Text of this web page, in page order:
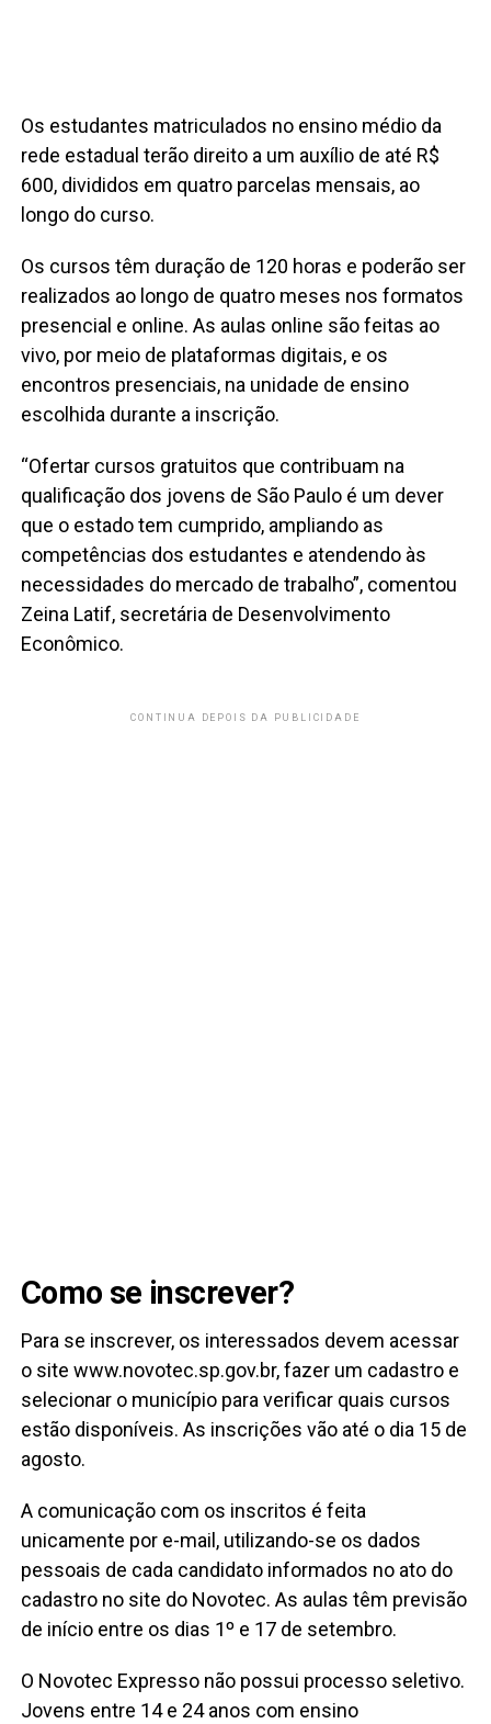
Os estudantes matriculados no ensino médio da
rede estadual terão direito a um auxílio de até R$
600, divididos em quatro parcelas mensais, ao
longo do curso.
Os cursos têm duração de 120 horas e poderão ser
realizados ao longo de quatro meses nos formatos
presencial e online. As aulas online são feitas ao
vivo, por meio de plataformas digitais, e os
encontros presenciais, na unidade de ensino
escolhida durante a inscrição.
“Ofertar cursos gratuitos que contribuam na
qualificação dos jovens de São Paulo é um dever
que o estado tem cumprido, ampliando as
competências dos estudantes e atendendo às
necessidades do mercado de trabalho”, comentou
Zeina Latif, secretária de Desenvolvimento
Econômico.
CONTINUA DEPOIS DA PUBLICIDADE
Como se inscrever?
Para se inscrever, os interessados devem acessar
o site www.novotec.sp.gov.br, fazer um cadastro e
selecionar o município para verificar quais cursos
estão disponíveis. As inscrições vão até o dia 15 de
agosto.
A comunicação com os inscritos é feita
unicamente por e-mail, utilizando-se os dados
pessoais de cada candidato informados no ato do
cadastro no site do Novotec. As aulas têm previsão
de início entre os dias 1º e 17 de setembro.
O Novotec Expresso não possui processo seletivo.
Jovens entre 14 e 24 anos com ensino